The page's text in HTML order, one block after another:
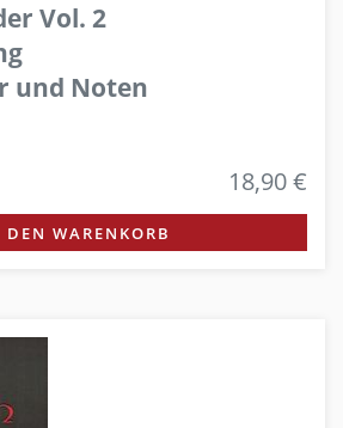
Vol. 2
und Noten
18,90 €
DEN WARENKORB